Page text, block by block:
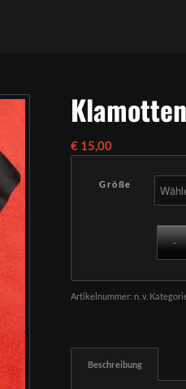
€ 15,00
Größe
Artikelnummer: n. v.
Beschreibung